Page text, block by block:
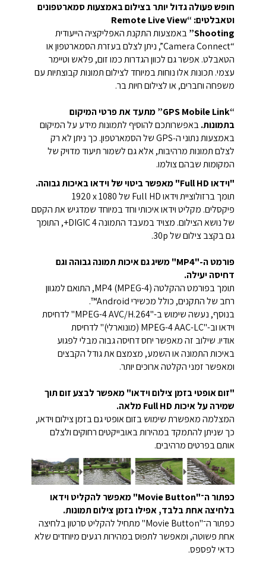
חופש פעולה גדול יותר בצילום באמצעות סמארטפונים
וטאבלטים: “Remote Live View
Shooting” באמצעות התקנת האפליקציה הייעודית
“Camera Connect”, ניתן לצלם בעזרת הסמארטפון או
הטאבלט. אפשר גם לכוון הגדרות כמו זום, פלאש וטיימר
עצמי. תכונות אלו נוחות במיוחד לצילום תמונות קבוצתיות עם
משפחה וחברים, או לצילום חיות בר.
“GPS Mobile Link” מתעד את פרטי המיקום
בתמונות.באפשרותכם להוסיף לתמונות מידע על המיקום
באמצעות נתוני ה‑GPS של הסמארטפון. כך ניתן לא רק
לצלם תמונות מרהיבות, אלא גם לשמור תיעוד מדויק של
המקומות שבהם צולמו.
"וידאו Full HD" מאפשר ביטוי של וידאו באיכות גבוהה.
תומך ברזולוציית וידאו Full HD של ‎1920 x 1080‎
פיקסלים. מקליט וידאו איכותי וחד במיוחד שמדגיש את הקסם
של נושא הצילום.
מצויד במעבד התמונה DIGIC 4+, התומך
גם בקצב צילום של ‎30p‎.
פורמט ה-"MP4" משיג גם איכות תמונה גבוהה וגם
דחיסה יעילה.
תומך בפורמט ההקלטה MP4 (MPEG-4), התואם למגוון
רחב של התקנים, כולל מכשירי Android™.
בנוסף, נעשה שימוש ב-"MPEG-4 AVC/H.264" לדחיסת
וידאו וב-"MPEG-4 AAC-LC (מונוארלי)" לדחיסת
אודיו. שילוב זה מאפשר יחס דחיסה גבוה מבלי לפגוע
באיכות התמונה או השמע, מצמצם את גודל הקבצים
ומאפשר זמני הקלטה ארוכים יותר.
"זום אופטי בזמן צילום וידאו" מאפשר לבצע זום תוך
שמירה על איכות Full HD מלאה.
המצלמה מאפשרת שימוש בזום אופטי גם בזמן צילום וידאו,
כך שניתן להתמקד במהירות באובייקטים רחוקים ולצלם
אותם בפרטים מרהיבים.
כפתור ה־"Movie Button" מאפשר להקליט וידאו
בלחיצה אחת בלבד, אפילו בזמן צילום תמונות.
כפתור ה־"Movie Button" מתחיל להקליט סרטון בלחיצה
אחת פשוטה, ומאפשר לתפוס במהירות רגעים מיוחדים שלא
כדאי לפספס.